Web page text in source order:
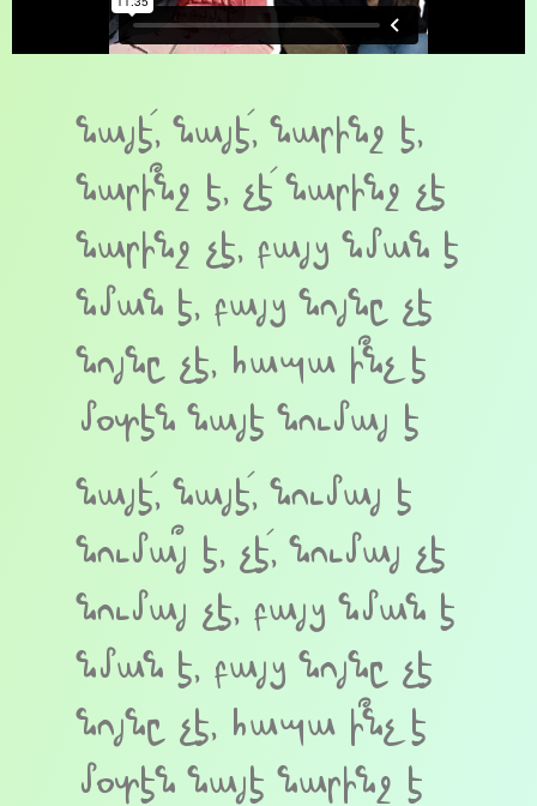
նայէ՛, նայէ՛, նարինջ է,
նարի՞նջ է, չէ՛ նարինջ չէ
նարինջ չէ, բայց նման է
նման է, բայց նոյնը չէ
նոյնը չէ, հապա ի՞նչ է
մօտէն նայէ նումայ է
նայէ՛, նայէ՛, նումայ է
նումա՞յ է, չէ՛, նումայ չէ
նումայ չէ, բայց նման է
նման է, բայց նոյնը չէ
նոյնը չէ, հապա ի՞նչ է
մօտէն նայէ նարինջ է